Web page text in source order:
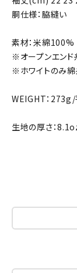
胴仕様：脇縫い
素材：米綿100%
※オープンエンド
※ホワイトのみ
WEIGHT：273g/
生地の厚さ：